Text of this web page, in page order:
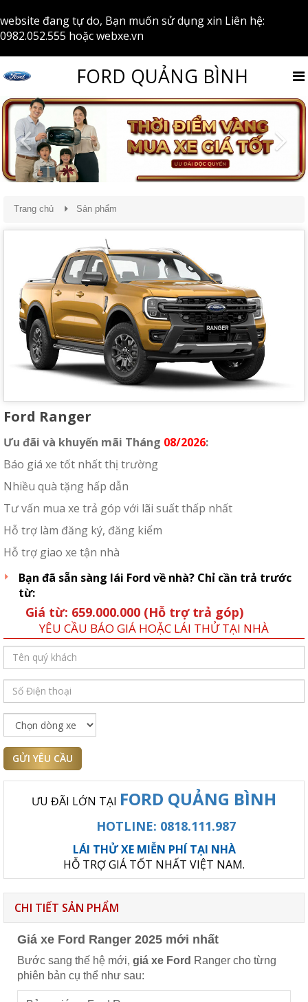
website đang tự do, Bạn muốn sử dụng xin Liên hệ:
0982.052.555 hoặcwebxe.vn
FORD QUẢNG BÌNH
Previous
Trang chủ Sản phẩm
Ford Ranger
Ưu đãi và khuyến mãi Tháng 08/2026:
Báo giá xe tốt nhất thị trường
Nhiều quà tặng hấp dẫn
Tư vấn mua xe trả góp với lãi suất thấp nhất
Hỗ trợ làm đăng ký, đăng kiểm
Hỗ trợ giao xe tận nhà
Bạn đã sẵn sàng lái Ford về nhà? Chỉ cần trả trước
từ:
Giá từ: 659.000.000 (Hỗ trợ trả góp)
YÊU CẦU BÁO GIÁ HOẶC LÁI THỬ TẠI NHÀ
GỬI YÊU CẦU
ƯU ĐÃI LỚN TẠI FORD QUẢNG BÌNH
HOTLINE: 0818.111.987
LÁI THỬ XE MIỄN PHÍ TẠI NHÀ
HỖ TRỢ GIÁ TỐT NHẤT VIỆT NAM.
CHI TIẾT SẢN PHẨM
Giá xe Ford Ranger 2025 mới nhất
Bước sang thế hệ mới, giá xe Ford Ranger cho từng
phiên bản cụ thể như sau: